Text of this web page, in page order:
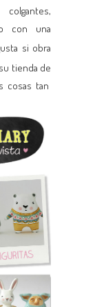
con una
si obra
tienda de
cosas tan